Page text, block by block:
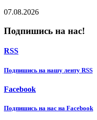
07.08.2026
Подпишись на нас!
RSS
Подпишиcь на нашу ленту RSS
Facebook
Подпишиcь на нас на Facebook